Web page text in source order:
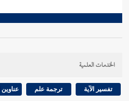
الخدمات العلمية
تفسير الآية ترجمة علم